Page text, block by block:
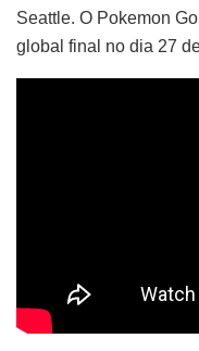
Seattle. O Pokemon
global final no dia 27